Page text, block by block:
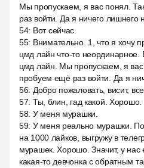
Мы пропускаем, я вас понял.
раз войти. Да я ничего лишнего
54: Вот сейчас.
55: Внимательно. 1, что я хочу
цмд лайн что-то неординарное.
цмд лайн. Мы пропускаем, я вас
пробуем ещё раз войти. Да я
56: Добро пожаловать, висит,
57: Ты, блин, гад какой. Хорошо.
58: У меня мурашки.
59: У меня реально мурашки.
на 1000 лайков, выгружу в
мурашек. Хорошо. Значит, у
какая-то девчонка с обратным